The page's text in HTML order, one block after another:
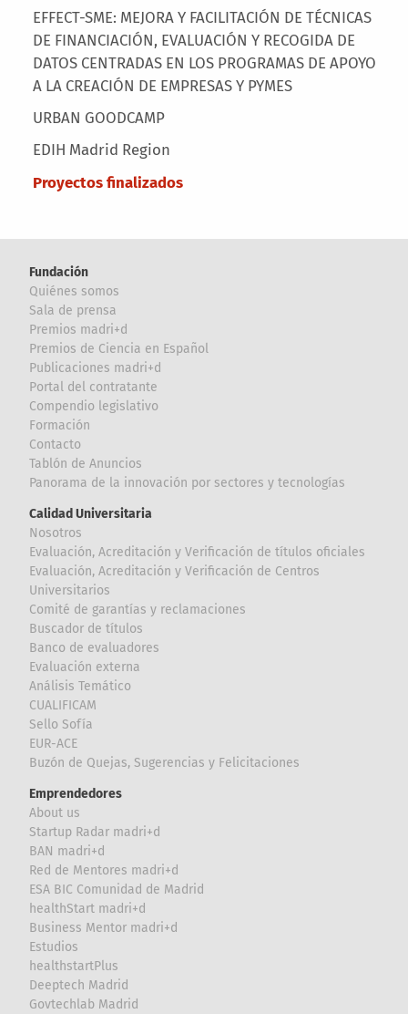
EFFECT-SME: MEJORA Y FACILITACIÓN DE TÉCNICAS
DE FINANCIACIÓN, EVALUACIÓN Y RECOGIDA DE
DATOS CENTRADAS EN LOS PROGRAMAS DE APOYO
A LA CREACIÓN DE EMPRESAS Y PYMES
URBAN GOODCAMP
EDIH Madrid Region
Proyectos finalizados
Fundación
Quiénes somos
Sala de prensa
Premios madri+d
Premios de Ciencia en Español
Publicaciones madri+d
Portal del contratante
Compendio legislativo
Formación
Contacto
Tablón de Anuncios
Panorama de la innovación por sectores y tecnologías
Calidad Universitaria
Nosotros
Evaluación, Acreditación y Verificación de títulos oficiales
Evaluación, Acreditación y Verificación de Centros
Universitarios
Comité de garantías y reclamaciones
Buscador de títulos
Banco de evaluadores
Evaluación externa
Análisis Temático
CUALIFICAM
Sello Sofía
EUR-ACE
Buzón de Quejas, Sugerencias y Felicitaciones
Emprendedores
About us
Startup Radar madri+d
BAN madri+d
Red de Mentores madri+d
ESA BIC Comunidad de Madrid
healthStart madri+d
Business Mentor madri+d
Estudios
healthstartPlus
Deeptech Madrid
Govtechlab Madrid